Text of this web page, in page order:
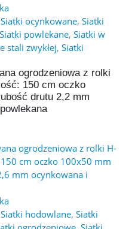
Siatki ocynkowane, Siatki
Siatki powlekane, Siatki w
stali zwykłej, Siatki
ogrodzeniowa z rolki
150 cm oczko
drutu 2,2 mm
Siatki hodowlane, Siatki